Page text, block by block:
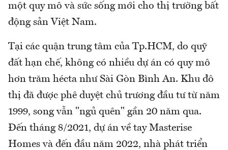
một quy mô và sức sống mới cho thị trường bất
động sản Việt Nam.
Tại các quận trung tâm của Tp.HCM, do quỹ
đất hạn chế, không có nhiều dự án có quy mô
hơn trăm hécta như Sài Gòn Bình An. Khu đô
thị đã được phê duyệt chủ trương đầu tư từ năm
1999, song vẫn "ngủ quên" gần 20 năm qua.
Đến tháng 8/2021, dự án về tay Masterise
Homes và đến đầu năm 2022, nhà phát triển